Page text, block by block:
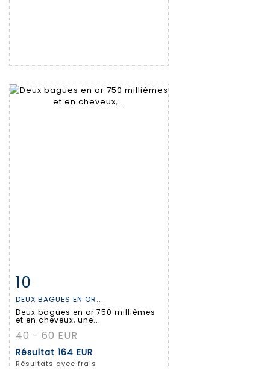
Fiche détaillée
10
DEUX BAGUES EN OR...
Deux bagues en or 750 millièmes
et en cheveux, une...
40 - 60 EUR
Résultat 164 EUR
Résultats avec frais